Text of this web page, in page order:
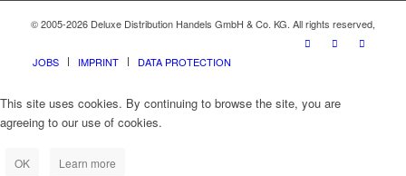
© 2005-2026 Deluxe Distribution Handels GmbH & Co. KG. All rights reserved,
JOBS IMPRINT DATA PROTECTION
This site uses cookies. By continuing to browse the site, you are
agreeing to our use of cookies.
OK Learn more